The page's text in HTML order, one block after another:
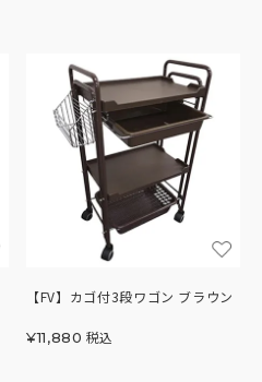
【FV】カゴ付3段ワゴン ブラウン
¥11,880 税込